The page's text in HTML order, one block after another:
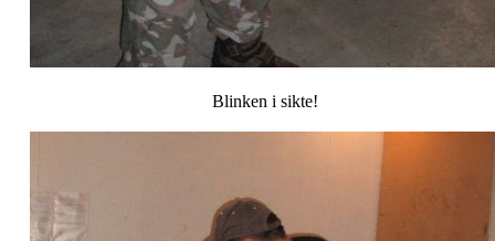
Blinken i sikte!